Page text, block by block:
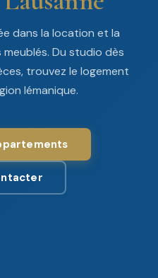
dans la location et la
Du studio dès
trouvez le logement
lémanique.